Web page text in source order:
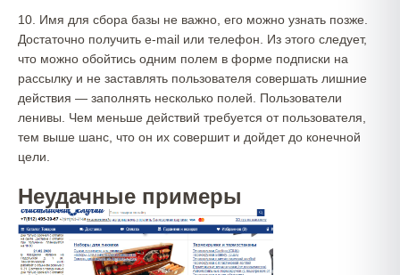
10. Имя для сбора базы не важно, его можно узнать позже.
Достаточно получить e-mail или телефон. Из этого следует,
что можно обойтись одним полем в форме подписки на
рассылку и не заставлять пользователя совершать лишние
действия — заполнять несколько полей. Пользователи
ленивы. Чем меньше действий требуется от пользователя,
тем выше шанс, что он их совершит и дойдет до конечной
цели.
Неудачные примеры